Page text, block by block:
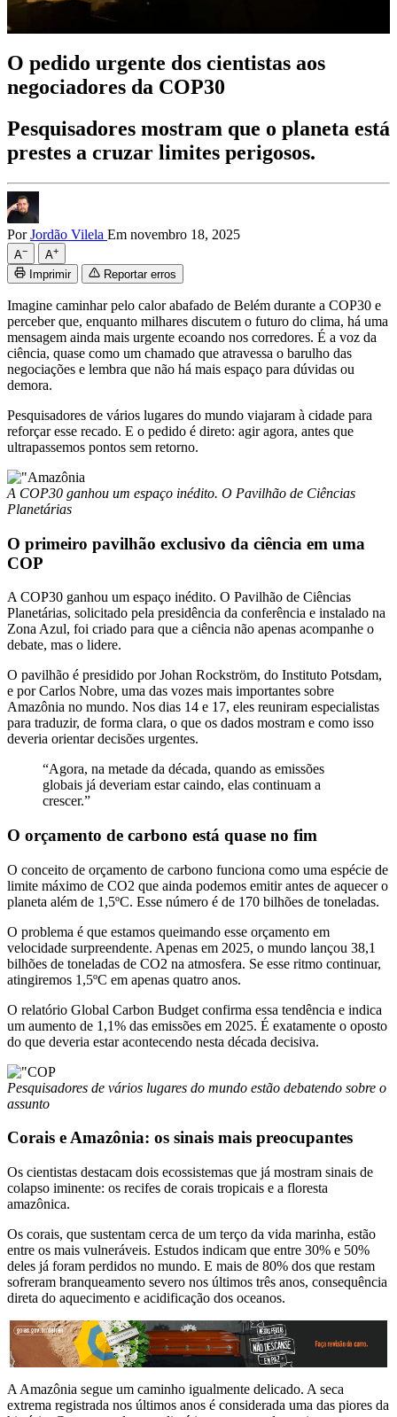
O pedido urgente dos cientistas aos
negociadores da COP30
Pesquisadores mostram que o planeta está
prestes a cruzar limites perigosos.
PorJordão Vilela Em novembro 18, 2025
A− A+
Imprimir Reportar erros
Imagine caminhar pelo calor abafado de Belém durante a COP30 e
perceber que, enquanto milhares discutem o futuro do clima, há uma
mensagem ainda mais urgente ecoando nos corredores. É a voz da
ciência, quase como um chamado que atravessa o barulho das
negociações e lembra que não há mais espaço para dúvidas ou
demora.
Pesquisadores de vários lugares do mundo viajaram à cidade para
reforçar esse recado. E o pedido é direto: agir agora, antes que
ultrapassemos pontos sem retorno.
A COP30 ganhou um espaço inédito. O Pavilhão de Ciências
Planetárias
O primeiro pavilhão exclusivo da ciência em uma
COP
A COP30 ganhou um espaço inédito. O Pavilhão de Ciências
Planetárias, solicitado pela presidência da conferência e instalado na
Zona Azul, foi criado para que a ciência não apenas acompanhe o
debate, mas o lidere.
O pavilhão é presidido por Johan Rockström, do Instituto Potsdam,
e por Carlos Nobre, uma das vozes mais importantes sobre
Amazônia no mundo. Nos dias 14 e 17, eles reuniram especialistas
para traduzir, de forma clara, o que os dados mostram e como isso
deveria orientar decisões urgentes.
“Agora, na metade da década, quando as emissões
globais já deveriam estar caindo, elas continuam a
crescer.”
O orçamento de carbono está quase no fim
O conceito de orçamento de carbono funciona como uma espécie de
limite máximo de CO2 que ainda podemos emitir antes de aquecer o
planeta além de 1,5ºC. Esse número é de 170 bilhões de toneladas.
O problema é que estamos queimando esse orçamento em
velocidade surpreendente. Apenas em 2025, o mundo lançou 38,1
bilhões de toneladas de CO2 na atmosfera. Se esse ritmo continuar,
atingiremos 1,5ºC em apenas quatro anos.
O relatório Global Carbon Budget confirma essa tendência e indica
um aumento de 1,1% das emissões em 2025. É exatamente o oposto
do que deveria estar acontecendo nesta década decisiva.
Pesquisadores de vários lugares do mundo estão debatendo sobre o
assunto
Corais e Amazônia: os sinais mais preocupantes
Os cientistas destacam dois ecossistemas que já mostram sinais de
colapso iminente: os recifes de corais tropicais e a floresta
amazônica.
Os corais, que sustentam cerca de um terço da vida marinha, estão
entre os mais vulneráveis. Estudos indicam que entre 30% e 50%
deles já foram perdidos no mundo. E mais de 80% dos que restam
sofreram branqueamento severo nos últimos três anos, consequência
direta do aquecimento e acidificação dos oceanos.
A Amazônia segue um caminho igualmente delicado. A seca
extrema registrada nos últimos anos é considerada uma das piores da